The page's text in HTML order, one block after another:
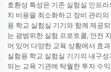
호환성 특성은 기존 실험실 인프
치 비용을 최소화하고 장비 관리
용 학교 실험실 기기와 함께 제공
는 광범위한 실험 프로토콜, 안전
어 있어 다양한 교육 상황에서 효
실험용 학교 실험실 기기의 내구
되는 교육 기관에 탁월한 투자 수